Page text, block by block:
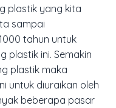
plastik yang kita
sampai
tahun untuk
plastik ini. Semakin
plastik maka
untuk diuraikan oleh
beberapa pasar